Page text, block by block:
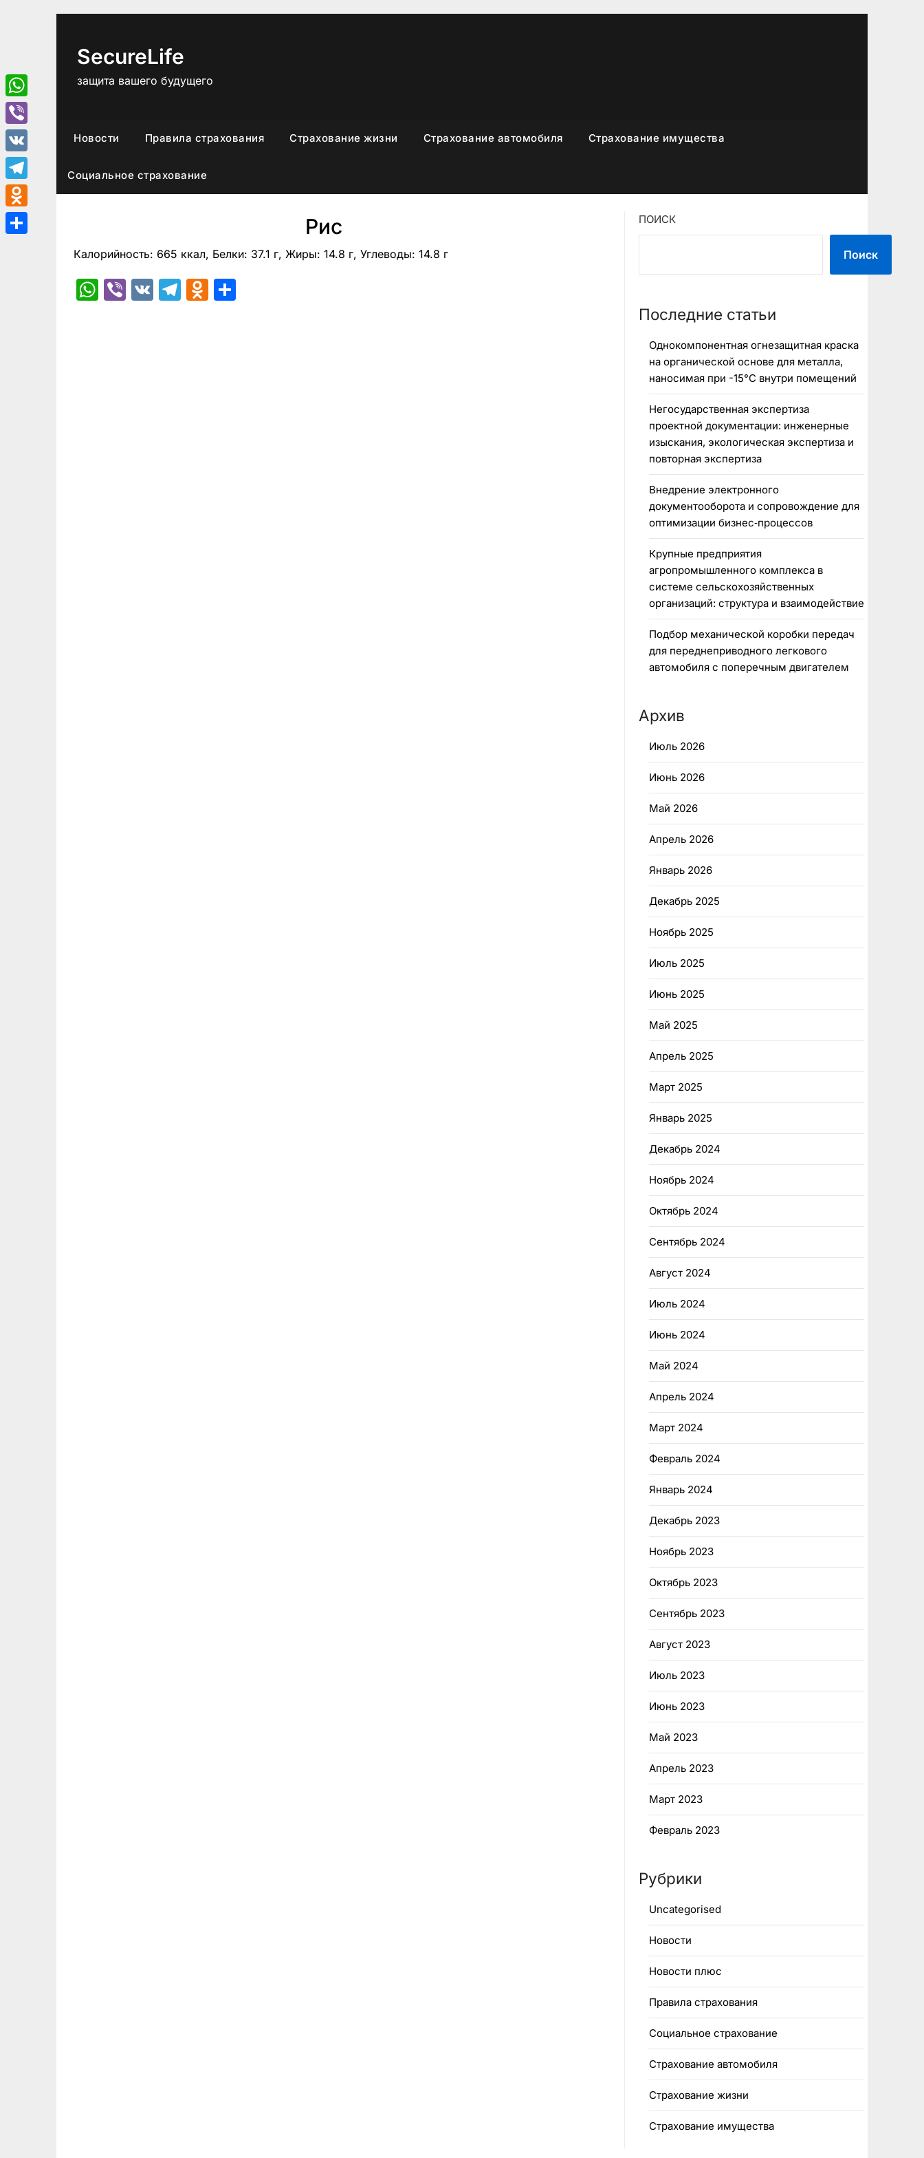
SecureLife
защита вашего будущего
Новости Правила страхования Страхование жизни Страхование автомобиля Страхование имущества
Социальное страхование
Рис
Калорийность: 665 ккал, Белки: 37.1 г, Жиры: 14.8 г, Углеводы: 14.8 г
WhatsApp
Viber
VK Telegram
Odnoklassniki
ПОИСК
Поиск
Последние статьи
Однокомпонентная огнезащитная краска
на органической основе для металла,
наносимая при -15°C внутри помещений
Негосударственная экспертиза
проектной документации: инженерные
изыскания, экологическая экспертиза и
повторная экспертиза
Внедрение электронного
документооборота и сопровождение для
оптимизации бизнес‑процессов
Крупные предприятия
агропромышленного комплекса в
системе сельскохозяйственных
организаций: структура и взаимодействие
Подбор механической коробки передач
для переднеприводного легкового
автомобиля с поперечным двигателем
Архив
Июль 2026
Июнь 2026
Май 2026
Апрель 2026
Январь 2026
Декабрь 2025
Ноябрь 2025
Июль 2025
Июнь 2025
Май 2025
Апрель 2025
Март 2025
Январь 2025
Декабрь 2024
Ноябрь 2024
Октябрь 2024
Сентябрь 2024
Август 2024
Июль 2024
Июнь 2024
Май 2024
Апрель 2024
Март 2024
Февраль 2024
Январь 2024
Декабрь 2023
Ноябрь 2023
Октябрь 2023
Сентябрь 2023
Август 2023
Июль 2023
Июнь 2023
Май 2023
Апрель 2023
Март 2023
Февраль 2023
Рубрики
Uncategorised
Новости
Новости плюс
Правила страхования
Социальное страхование
Страхование автомобиля
Страхование жизни
Страхование имущества
WhatsApp
Viber
VK
Telegram
Odnoklassniki